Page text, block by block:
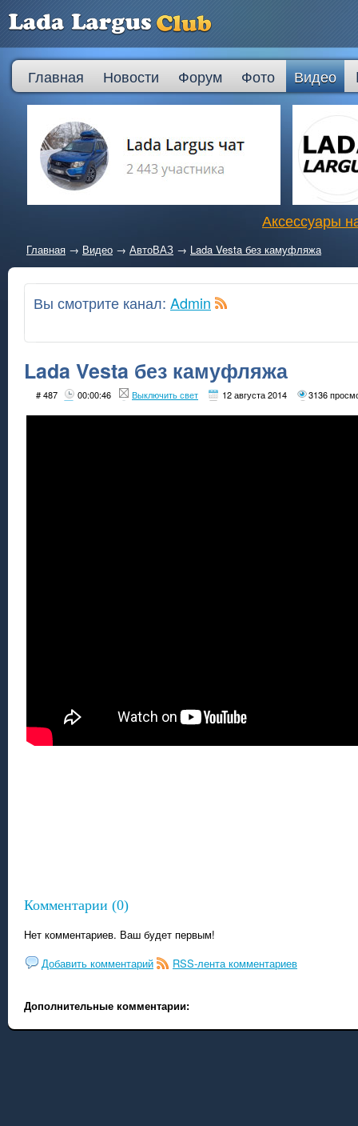
Главная Новости Форум Фото Видео
Аксессуары
Главная → Видео → АвтоВАЗ → Lada Vesta без камуфляжа
Вы смотрите канал: Admin
Lada Vesta без камуфляжа
# 487 00:00:46 Выключить свет 12 августа 2014 3136
Комментарии (0)
Нет комментариев. Ваш будет первым!
Добавить комментарий
RSS-лента комментариев
Дополнительные комментарии: